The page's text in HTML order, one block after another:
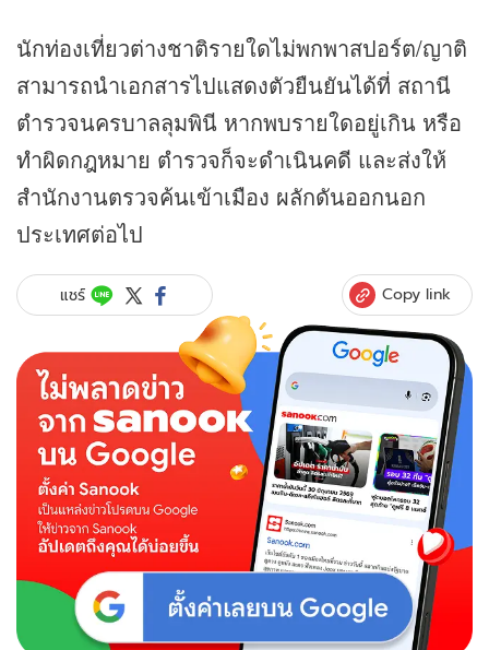
นักท่องเที่ยวต่างชาติรายใดไม่พกพาสปอร์ต/ญาติ
สามารถนำเอกสารไปแสดงตัวยืนยันได้ที่ สถานี
ตำรวจนครบาลลุมพินี หากพบรายใดอยู่เกิน หรือ
ทำผิดกฎหมาย ตำรวจก็จะดำเนินคดี และส่งให้
สำนักงานตรวจค้นเข้าเมือง ผลักดันออกนอก
ประเทศต่อไป
แชร์ Copy link